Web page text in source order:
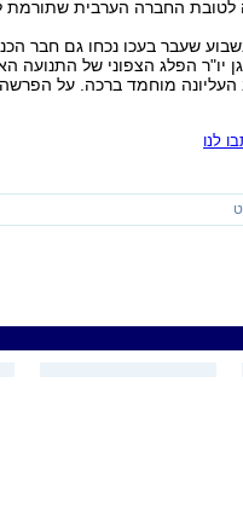
לטובת החברה הערבית שתורמת
שעבר בעכו נכחו גם חבר
יו"ר הפלג הצפוני של התנועה
מוחמד ברכה. על הפרשה
לנו